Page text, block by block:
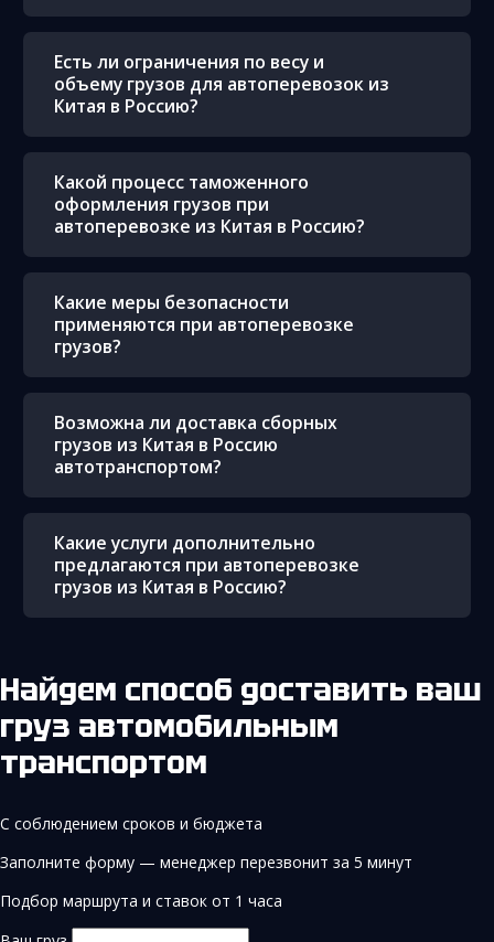
Есть ли ограничения по весу и
объему грузов для автоперевозок из
Китая в Россию?
Какой процесс таможенного
оформления грузов при
автоперевозке из Китая в Россию?
Какие меры безопасности
применяются при автоперевозке
грузов?
Возможна ли доставка сборных
грузов из Китая в Россию
автотранспортом?
Какие услуги дополнительно
предлагаются при автоперевозке
грузов из Китая в Россию?
Найдем способ доставить ваш
груз автомобильным
транспортом
С соблюдением сроков и бюджета
Заполните форму — менеджер перезвонит за 5 минут
Подбор маршрута и ставок от 1 часа